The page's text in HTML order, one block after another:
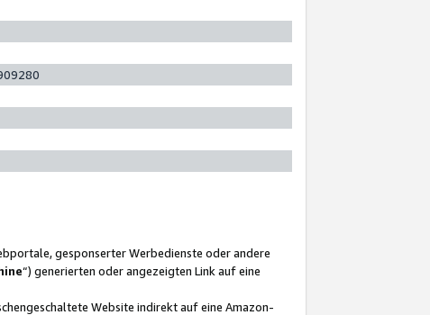
gesponserter Werbedienste oder andere
“) generierten oder angezeigten Link auf eine
Website indirekt auf eine Amazon-